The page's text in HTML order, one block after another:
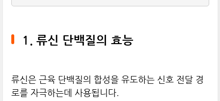
1. 류신 단백질의 효능
류신은 근육 단백질의 합성을 유도하는 신호 전달 경
로를 자극하는데 사용됩니다.